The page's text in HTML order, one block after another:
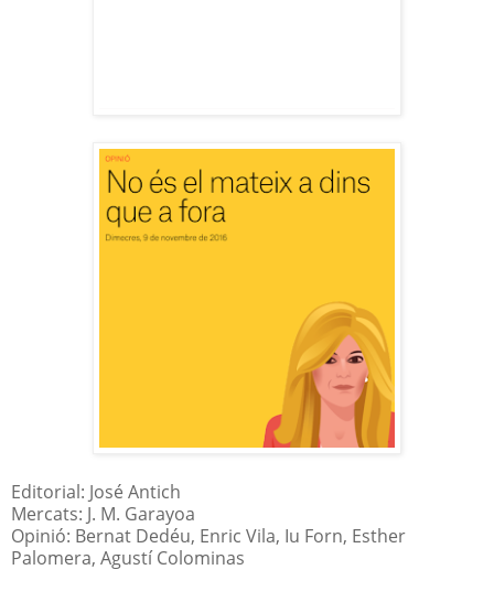
Editorial: José Antich
Mercats: J. M. Garayoa
Opinió: Bernat Dedéu, Enric Vila, Iu Forn, Esther
Palomera, Agustí Colominas